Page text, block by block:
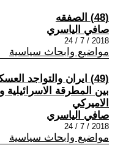
(48) الصفقه
صافي الياسري
2018 / 7 / 24
مواضيع وابحاث سياسية
(49) ايران والتواجد
بين المطرقة
الاميركي
صافي الياسري
2018 / 7 / 24
مواضيع وابحاث سياسية